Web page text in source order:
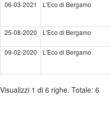
06-03-2021
L'Eco di Bergamo
25-08-2020
L'Eco di Bergamo
09-02-2020
L'Eco di Bergamo
Visualizzi 1 di 6 righe. Totale: 6